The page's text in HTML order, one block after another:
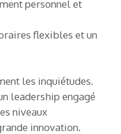
personnel et
flexibles et un
les inquiétudes.
leadership engagé
niveaux
innovation.